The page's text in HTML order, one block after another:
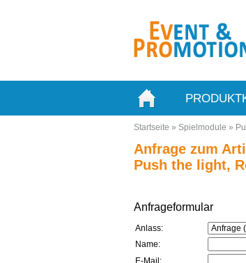
Startseite » Spielmodule »
Anfrage zum
Push the light,
Anfrageformular
Anlass:
Name: